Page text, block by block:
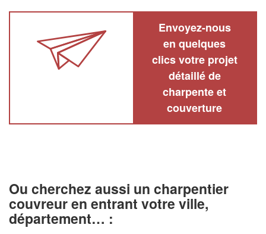
Envoyez-nous
en quelques
clics votre projet
détaillé de
charpente et
couverture
Ou cherchez aussi un charpentier
couvreur en entrant votre ville,
département… :